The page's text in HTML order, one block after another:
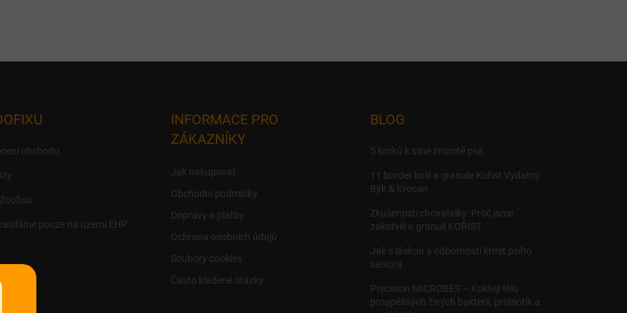
obchodu
pouze na území EHP
INFORMACE PRO
ZÁKAZNÍKY
Jak nakupovat
Obchodní podmínky
Dopravy a platby
Ochrana osobních údajů
Soubory cookies
Často kladené otázky
BLOG
5 kroků k silné imunitě psa
11 border kolií a granule Kořist Vydatný
Býk & Krocan
Zkušenosti chovatelky: Proč jsme
zakotvili u granulí KOŘIST
Jak s láskou a odborností krmit psího
seniora
Precision MICROBES – Koktejl tělu
prospěšných živých bakterií, probiotik a